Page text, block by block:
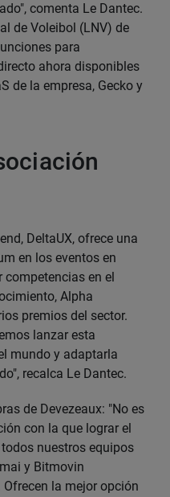
comenta Le Dantec.
de Voleibol (LNV) de
para
ahora disponibles
de la empresa, Gecko y
DeltaUX, ofrece una
en los eventos en
en el
Alpha
premios del sector.
lanzar esta
mundo y adaptarla
recalca Le Dantec.
de Devezeaux: "No es
con la que lograr el
nuestros equipos
y Bitmovin
la mejor opción